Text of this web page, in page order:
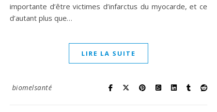
importante d’être victimes d’infarctus du myocarde, et ce
d’autant plus que…
LIRE LA SUITE
biomelsanté